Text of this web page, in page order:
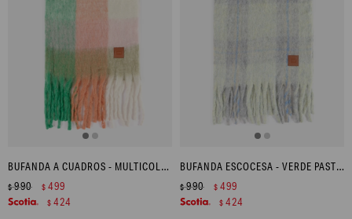
BUFANDA A CUADROS - MULTICOLOR
$990 $ 499
$ 424
BUFANDA ESCOCESA - VERDE PASTEL
$990 $ 499
$ 424